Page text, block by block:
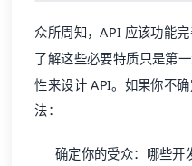
众所周知，API 应该功能
了解这些必要特质只是第
性来设计 API。如果你不
法：
确定你的受众：哪些开